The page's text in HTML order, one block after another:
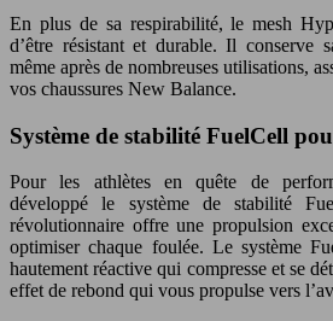
En plus de sa respirabilité, le mesh
d’être résistant et durable. Il conserve
même après de nombreuses utilisations,
vos chaussures New Balance.
Système de stabilité FuelCell
Pour les athlètes en quête de
développé le système de stabilité
révolutionnaire offre une propulsion
optimiser chaque foulée. Le système
hautement réactive qui compresse et se
effet de rebond qui vous propulse vers